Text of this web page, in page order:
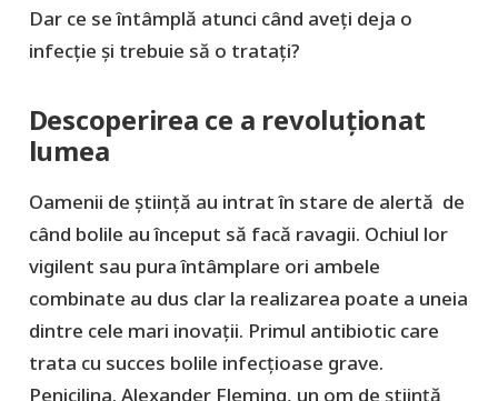
Dar ce se întâmplă atunci când aveți deja o
infecție și trebuie să o tratați?
Descoperirea ce a revoluționat
lumea
Oamenii de știință au intrat în stare de alertă de
când bolile au început să facă ravagii. Ochiul lor
vigilent sau pura întâmplare ori ambele
combinate au dus clar la realizarea poate a uneia
dintre cele mari inovații. Primul antibiotic care
trata cu succes bolile infecțioase grave.
Penicilina. Alexander Fleming, un om de știință